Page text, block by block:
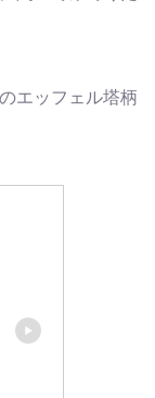
エッフェル塔柄